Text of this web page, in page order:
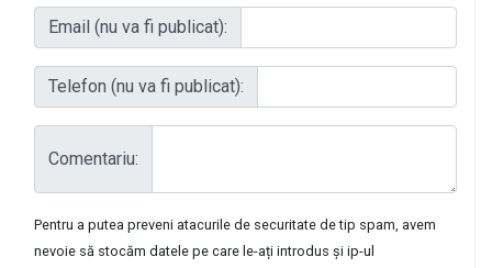
Email (nu va fi publicat):
Telefon (nu va fi publicat):
Comentariu:
Pentru a putea preveni atacurile de securitate de tip spam, avem
nevoie să stocăm datele pe care le-ați introdus și ip-ul